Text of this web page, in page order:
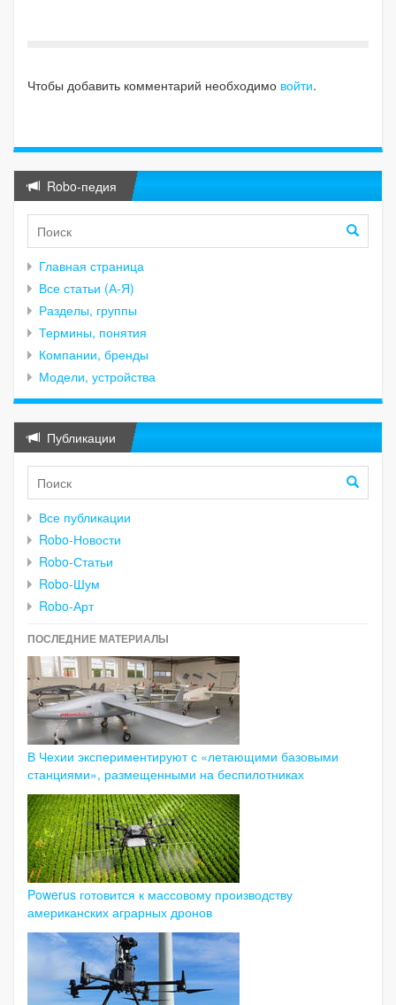
Чтобы добавить комментарий необходимо войти.
Robo-педия
Главная страница
Все статьи (А-Я)
Разделы, группы
Термины, понятия
Компании, бренды
Модели, устройства
Публикации
Все публикации
Robo-Новости
Robo-Статьи
Robo-Шум
Robo-Арт
ПОСЛЕДНИЕ МАТЕРИАЛЫ
В Чехии экспериментируют с «летающими базовыми
станциями», размещенными на беспилотниках
Powerus готовится к массовому производству
американских аграрных дронов